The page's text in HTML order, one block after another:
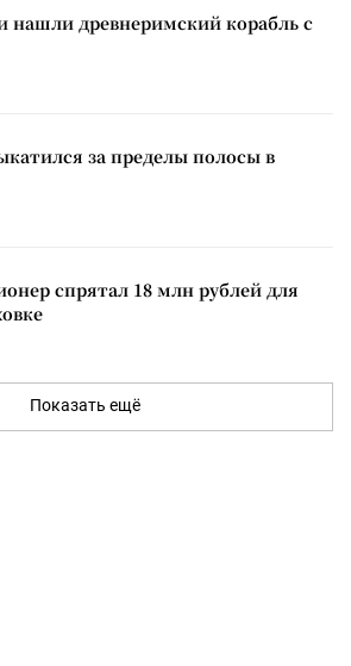
нашли древнеримский корабль с
за пределы полосы в
спрятал 18 млн рублей для
Показать ещё